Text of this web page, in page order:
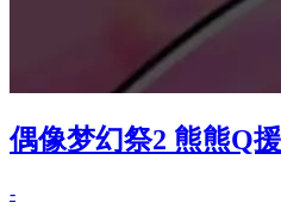
偶像梦幻祭2 熊熊Q
-